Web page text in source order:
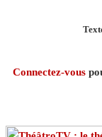
Connectez-vous